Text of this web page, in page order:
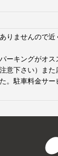
りませんので
ーキングがオ
意下さい）ま
。駐車料金サ